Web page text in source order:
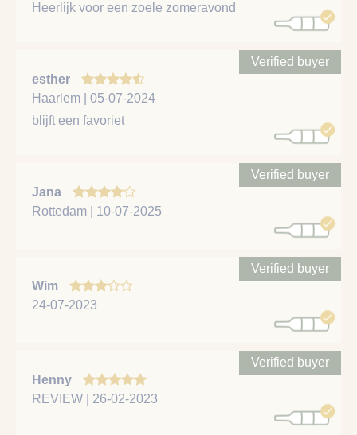
Heerlijk voor een zoele zomeravond
esther
Haarlem | 05-07-2024
Verified buyer
blijft een favoriet
Jana
Rottedam | 10-07-2025
Verified buyer
Wim
24-07-2023
Verified buyer
Henny
REVIEW | 26-02-2023
Verified buyer